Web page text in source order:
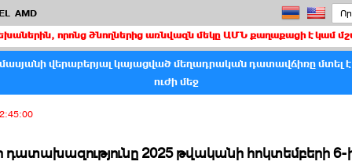
AMD
ծնողներից առնվազն մեկը ԱՄՆ քաղաքացի է կամ մշտական
վերաբերյալ կայացված մեղադրական դատավճիռը մտել
ուժի մեջ
դատախազությունը 2025 թվականի հոկտեմբերի 6-